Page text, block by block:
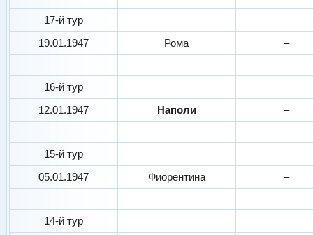
17-й тур
19.01.1947
Рома –
16-й тур
12.01.1947
Наполи –
15-й тур
05.01.1947
Фиорентина –
14-й тур